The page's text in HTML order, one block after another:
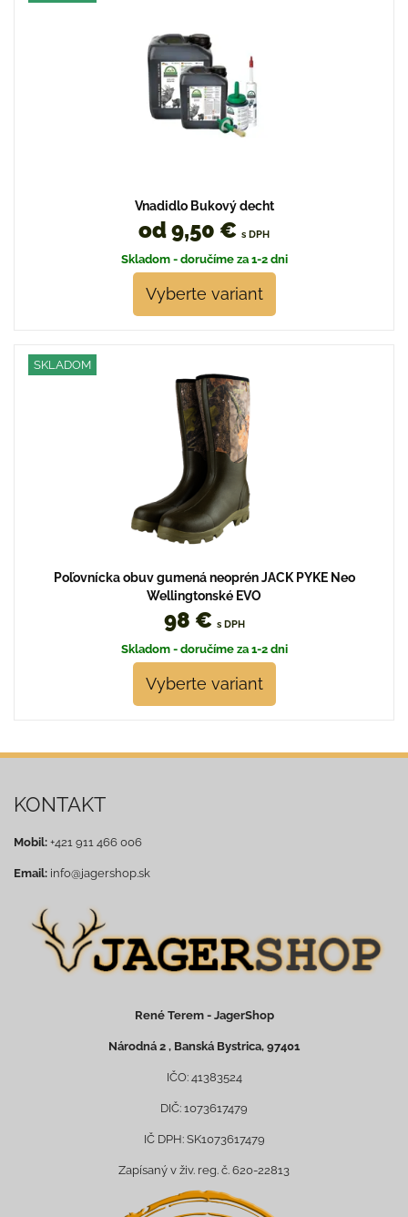
Vnadidlo Bukový decht
od 9,50 € s DPH
Skladom - doručíme za 1-2 dni
Vyberte variant
SKLADOM
Poľovnícka obuv gumená neoprén JACK PYKE Neo
Wellingtonské EVO
98 € s DPH
Skladom - doručíme za 1-2 dni
Vyberte variant
KONTAKT
Mobil: +421 911 466 006
Email: info@jagershop.sk
René Terem - JagerShop
Národná 2 , Banská Bystrica, 97401
IČO: 41383524
DIČ: 1073617479
IČ DPH: SK1073617479
Zapísaný v živ. reg. č. 620-22813